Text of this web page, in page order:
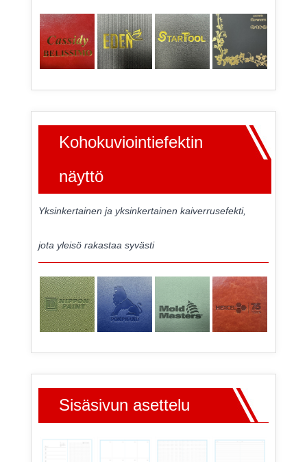
Kohokuviointiefektin
näyttö
Yksinkertainen ja yksinkertainen kaiverrusefekti,
jota yleisö rakastaa syvästi
Sisäsivun asettelu